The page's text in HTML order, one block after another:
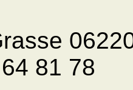
81 78